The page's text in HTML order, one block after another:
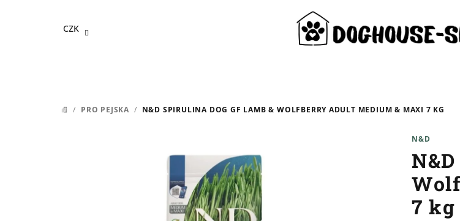
CZK
DOMŮ
/ PRO PEJSKA / N&D SPIRULINA DOG GF LAMB & WOLFBERRY ADULT MEDIUM & MAXI 7 KG
N&D
7 kg